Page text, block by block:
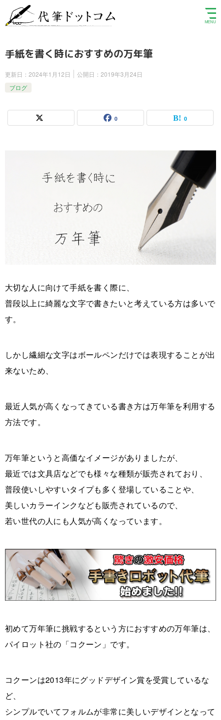
手紙を書く時におすすめの万年筆
更新日： 2024年1月12日 公開日： 2019年3月24日
ブログ
0 0
大切な人に向けて手紙を書く際に、
普段以上に綺麗な文字で書きたいと考えている方は多いで
す。
しかし繊細な文字はボールペンだけでは表現することが出
来ないため、
最近人気が高くなってきている書き方は万年筆を利用する
方法です。
万年筆というと高価なイメージがありましたが、
最近では文具店などでも様々な種類が販売されており、
普段使いしやすいタイプも多く登場していることや、
美しいカラーインクなども販売されているので、
若い世代の人にも人気が高くなっています。
初めて万年筆に挑戦するという方におすすめの万年筆は、
パイロット社の「コクーン」です。
コクーンは2013年にグッドデザイン賞を受賞しているな
ど、
シンプルでいてフォルムが非常に美しいデザインとなって